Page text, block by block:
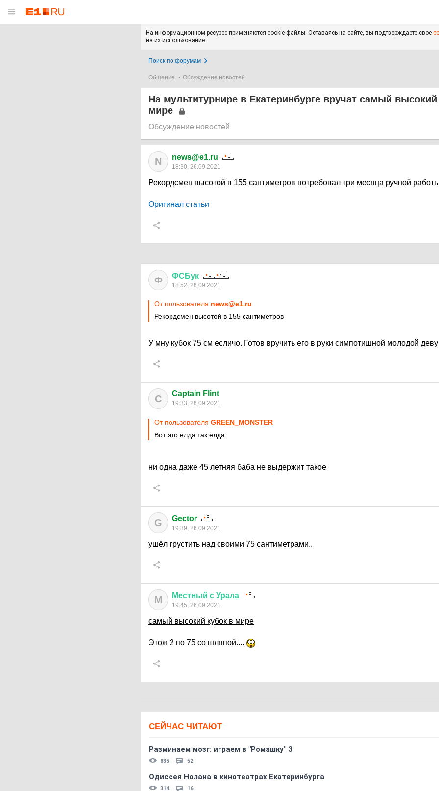
На информационном ресурсе применяются cookie-файлы. Оставаясь на сайте, вы подтверждаете свое
на их использование.
Поиск по форумам
Общение Обсуждение новостей
На мультитурнире в Екатеринбурге вручат самый высокий
мире
Обсуждение новостей
N news@e1.ru
18:30, 26.09.2021
Рекордсмен высотой в 155 сантиметров потребовал три месяца ручной
Оригинал статьи
Ф ФСБук
18:52, 26.09.2021
От пользователя news@e1.ru
Рекордсмен высотой в 155 сантиметров
У мну кубок 75 см есличо. Готов вручить его в руки симпотишной молодой
C Captain Flint
19:33, 26.09.2021
От пользователя GREEN_MONSTER
Вот это елда так елда
ни одна даже 45 летняя баба не выдержит такое
G Gector
19:39, 26.09.2021
ушёл грустить над своими 75 сантиметрами..
М Местный с Урала
19:45, 26.09.2021
самый высокий кубок в мире
Этож 2 по 75 со шляпой....
СЕЙЧАС ЧИТАЮТ
Разминаем мозг: играем в "Ромашку" 3
835 52
Одиссея Нолана в кинотеатрах Екатеринбурга
314 16